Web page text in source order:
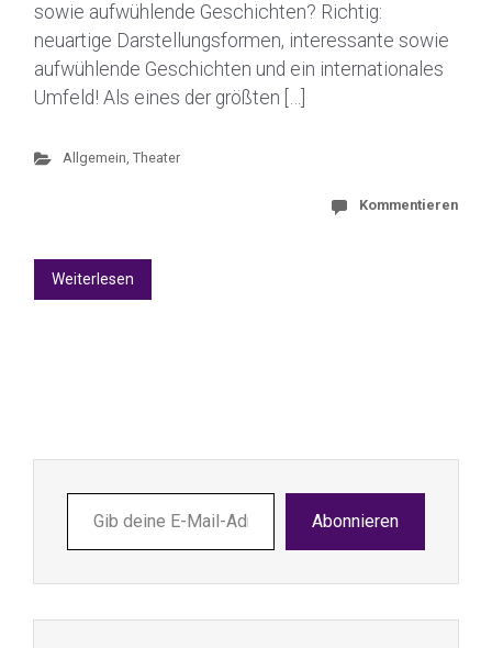
sowie aufwühlende Geschichten? Richtig:
neuartige Darstellungsformen, interessante sowie
aufwühlende Geschichten und ein internationales
Umfeld! Als eines der größten […]
Allgemein, Theater
Kommentieren
Weiterlesen
deine
E-
ein ...
Abonnieren